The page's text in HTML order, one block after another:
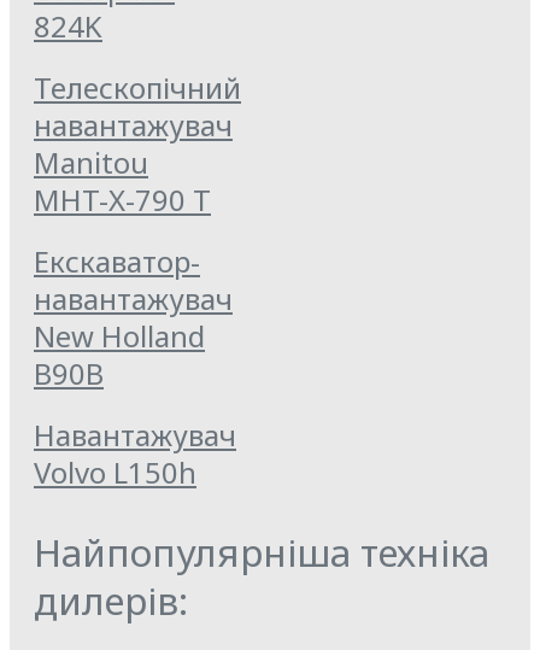
824K
Телескопічний
навантажувач
Manitou
MHT-X-790 T
Екскаватор-
навантажувач
New Holland
B90B
Навантажувач
Volvo L150h
Найпопулярніша техніка
дилерів: